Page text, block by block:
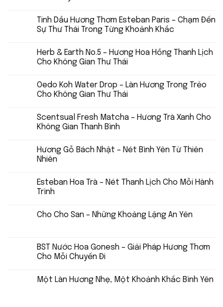
Tinh Dầu Hương Thơm Esteban Paris – Chạm Đến
Sự Thư Thái Trong Từng Khoảnh Khắc
Herb & Earth No.5 – Hương Hoa Hồng Thanh Lịch
Cho Không Gian Thư Thái
Oedo Koh Water Drop – Làn Hương Trong Trẻo
Cho Không Gian Thư Thái
Scentsual Fresh Matcha – Hương Trà Xanh Cho
Không Gian Thanh Bình
Hương Gỗ Bách Nhật – Nét Bình Yên Từ Thiên
Nhiên
Esteban Hoa Trà – Nét Thanh Lịch Cho Mỗi Hành
Trình
Cho Cho San – Những Khoảng Lặng An Yên
BST Nước Hoa Gonesh – Giải Pháp Hương Thơm
Cho Mỗi Chuyến Đi
Một Làn Hương Nhẹ, Một Khoảnh Khắc Bình Yên